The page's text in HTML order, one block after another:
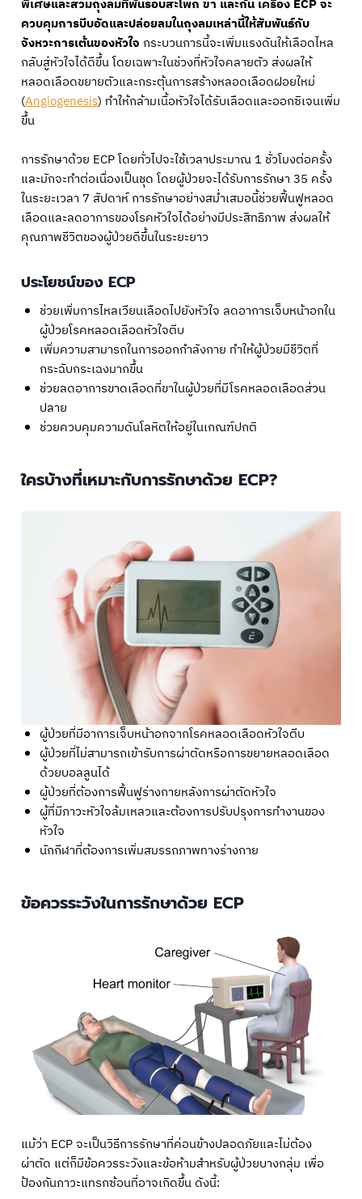
พิเศษและสวมถุงลมที่พันรอบสะโพก ขา และก้น เครื่อง ECP จะ
ควบคุมการบีบอัดและปล่อยลมในถุงลมเหล่านี้ให้สัมพันธ์กับ
จังหวะการเต้นของหัวใจ กระบวนการนี้จะเพิ่มแรงดันให้เลือดไหล
กลับสู่หัวใจได้ดีขึ้น โดยเฉพาะในช่วงที่หัวใจคลายตัว ส่งผลให้
หลอดเลือดขยายตัวและกระตุ้นการสร้างหลอดเลือดฝอยใหม่
(Angiogenesis) ทำให้กล้ามเนื้อหัวใจได้รับเลือดและออกซิเจนเพิ่ม
ขึ้น
การรักษาด้วย ECP โดยทั่วไปจะใช้เวลาประมาณ 1 ชั่วโมงต่อครั้ง
และมักจะทำต่อเนื่องเป็นชุด โดยผู้ป่วยจะได้รับการรักษา 35 ครั้ง
ในระยะเวลา 7 สัปดาห์ การรักษาอย่างสม่ำเสมอนี้ช่วยฟื้นฟูหลอด
เลือดและลดอาการของโรคหัวใจได้อย่างมีประสิทธิภาพ ส่งผลให้
คุณภาพชีวิตของผู้ป่วยดีขึ้นในระยะยาว
ประโยชน์ของ ECP
ช่วยเพิ่มการไหลเวียนเลือดไปยังหัวใจ ลดอาการเจ็บหน้าอกใน
ผู้ป่วยโรคหลอดเลือดหัวใจตีบ
เพิ่มความสามารถในการออกกำลังกาย ทำให้ผู้ป่วยมีชีวิตที่
กระฉับกระเฉงมากขึ้น
ช่วยลดอาการขาดเลือดที่ขาในผู้ป่วยที่มีโรคหลอดเลือดส่วน
ปลาย
ช่วยควบคุมความดันโลหิตให้อยู่ในเกณฑ์ปกติ
ใครบ้างที่เหมาะกับการรักษาด้วย ECP?
ผู้ป่วยที่มีอาการเจ็บหน้าอกจากโรคหลอดเลือดหัวใจตีบ
ผู้ป่วยที่ไม่สามารถเข้ารับการผ่าตัดหรือการขยายหลอดเลือด
ด้วยบอลลูนได้
ผู้ป่วยที่ต้องการฟื้นฟูร่างกายหลังการผ่าตัดหัวใจ
ผู้ที่มีภาวะหัวใจล้มเหลวและต้องการปรับปรุงการทำงานของ
หัวใจ
นักกีฬาที่ต้องการเพิ่มสมรรถภาพทางร่างกาย
ข้อควรระวังในการรักษาด้วย ECP
แม้ว่า ECP จะเป็นวิธีการรักษาที่ค่อนข้างปลอดภัยและไม่ต้อง
ผ่าตัด แต่ก็มีข้อควรระวังและข้อห้ามสำหรับผู้ป่วยบางกลุ่ม เพื่อ
ป้องกันภาวะแทรกซ้อนที่อาจเกิดขึ้น ดังนี้: